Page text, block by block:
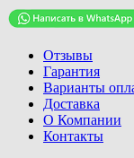
Отзывы
Гарантия
Варианты
Доставка
О Компании
Контакты